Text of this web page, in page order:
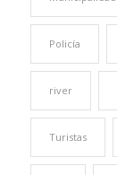
Policía
river
Turistas